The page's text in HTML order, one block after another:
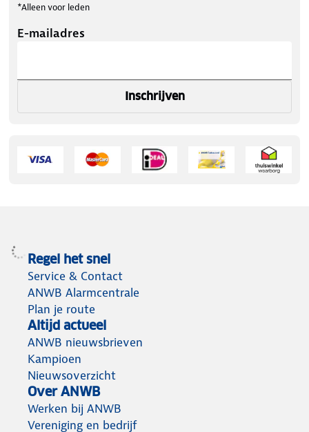
*Alleen voor leden
E-mailadres
Inschrijven
Regel het snel
Service & Contact
ANWB Alarmcentrale
Plan je route
Altijd actueel
ANWB nieuwsbrieven
Kampioen
Nieuwsoverzicht
Over ANWB
Werken bij ANWB
Vereniging en bedrijf